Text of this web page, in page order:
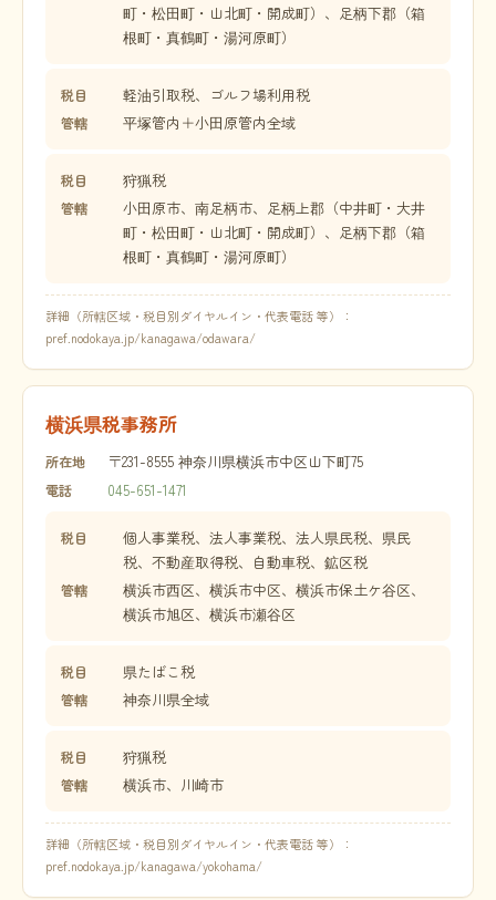
町・松田町・山北町・開成町）、足柄下郡（箱
根町・真鶴町・湯河原町）
税目 軽油引取税、ゴルフ場利用税
管轄 平塚管内＋小田原管内全域
税目 狩猟税
管轄
小田原市、南足柄市、足柄上郡（中井町・大井
町・松田町・山北町・開成町）、足柄下郡（箱
根町・真鶴町・湯河原町）
詳細（所轄区域・税目別ダイヤルイン・代表電話 等）：
pref.nodokaya.jp/kanagawa/odawara/
横浜県税事務所
所在地 〒231-8555 神奈川県横浜市中区山下町75
電話 045-651-1471
税目
個人事業税、法人事業税、法人県民税、県民
税、不動産取得税、自動車税、鉱区税
管轄
横浜市西区、横浜市中区、横浜市保土ケ谷区、
横浜市旭区、横浜市瀬谷区
税目 県たばこ税
管轄 神奈川県全域
税目 狩猟税
管轄 横浜市、川崎市
詳細（所轄区域・税目別ダイヤルイン・代表電話 等）：
pref.nodokaya.jp/kanagawa/yokohama/